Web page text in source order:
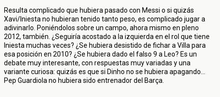
Resulta complicado que hubiera pasado con Messi o si quizás
Xavi/Iniesta no hubieran tenido tanto peso, es complicado jugar a
adivinarlo. Poniéndolos sobre un campo, ahora mismo en pleno
2012, también. ¿Seguiría acostado a la izquierda en el rol que tiene
Iniesta muchas veces? ¿Se hubiera desistido de fichar a Villa para
esa posición en 2010? ¿Se hubiera dado el falso 9 a Leo? Es un
debate muy interesante, con respuestas muy variadas y una
variante curiosa: quizás es que si Dinho no se hubiera apagando...
Pep Guardiola no hubiera sido entrenador del Barça.